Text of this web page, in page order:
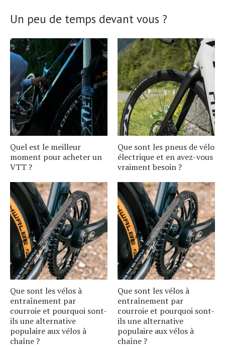
Un peu de temps devant vous ?
Quel est le meilleur
moment pour acheter un
VTT ?
Que sont les pneus de vélo
électrique et en avez-vous
vraiment besoin ?
Que sont les vélos à
entraînement par
courroie et pourquoi sont-
ils une alternative
populaire aux vélos à
chaîne ?
Que sont les vélos à
entraînement par
courroie et pourquoi sont-
ils une alternative
populaire aux vélos à
chaîne ?